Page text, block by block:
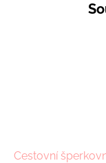
Cestovní